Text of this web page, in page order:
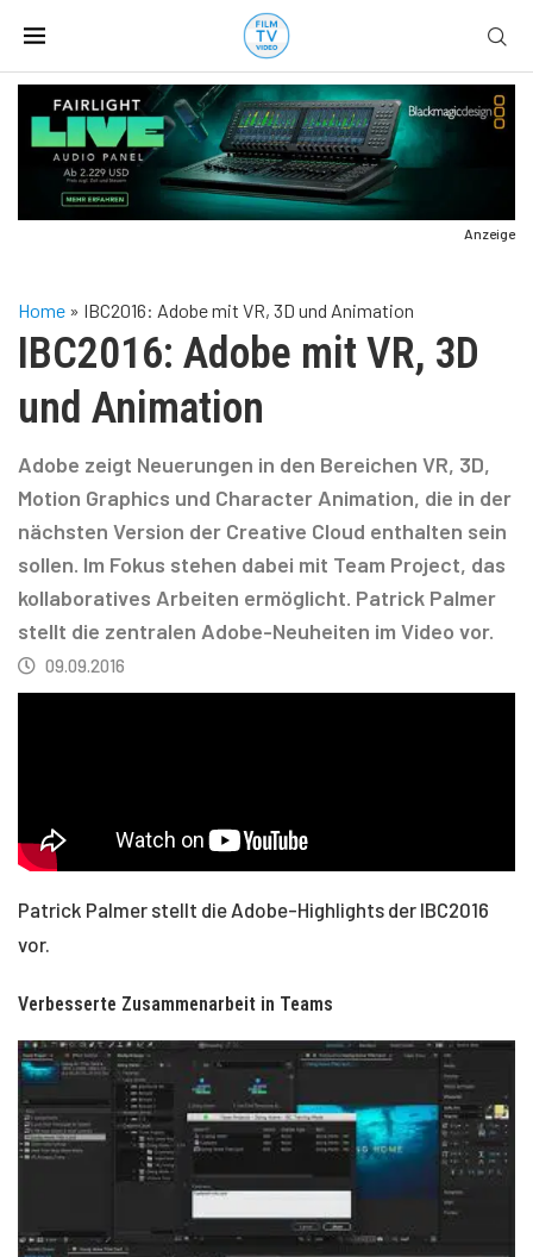
Anzeige
Home » IBC2016: Adobe mit VR, 3D und Animation
IBC2016: Adobe mit VR, 3D
und Animation
Adobe zeigt Neuerungen in den Bereichen VR, 3D,
Motion Graphics und Character Animation, die in der
nächsten Version der Creative Cloud enthalten sein
sollen. Im Fokus stehen dabei mit Team Project, das
kollaboratives Arbeiten ermöglicht. Patrick Palmer
stellt die zentralen Adobe-Neuheiten im Video vor.
09.09.2016
Patrick Palmer stellt die Adobe-Highlights der IBC2016
vor.
Verbesserte Zusammenarbeit in Teams